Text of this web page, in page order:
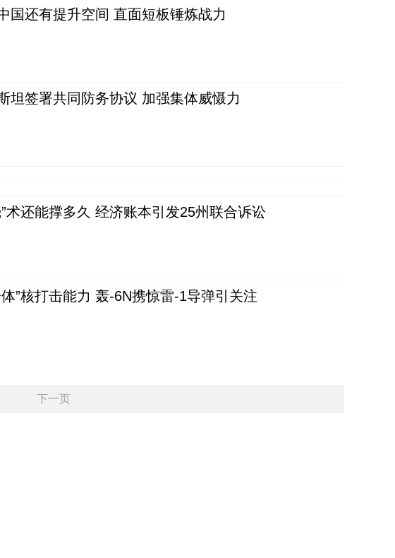
国还有提升空间 直面短板锤炼战力
坦签署共同防务协议 加强集体威慑力
术还能撑多久 经济账本引发25州联合诉讼
”核打击能力 轰-6N携惊雷-1导弹引关注
下一页